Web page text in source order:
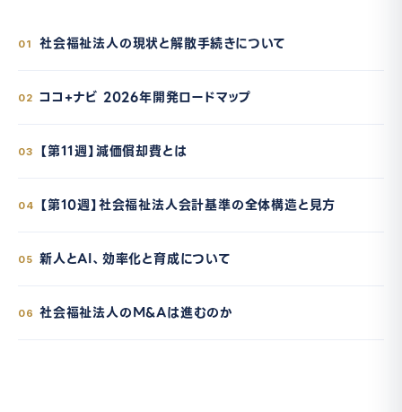
01 社会福祉法人の現状と解散手続きについて
02 ココ+ナビ 2026年開発ロードマップ
03 【第11週】減価償却費とは
04 【第10週】社会福祉法人会計基準の全体構造と見方
05 新人とAI、効率化と育成について
06 社会福祉法人のM&Aは進むのか